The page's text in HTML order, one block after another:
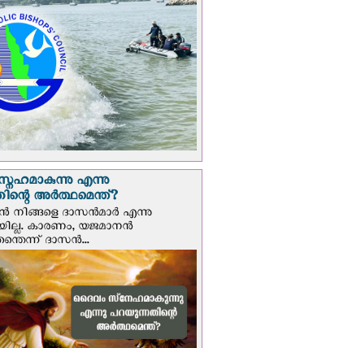
എന്നു
അർത്ഥമെന്ത്?
നിങ്ങളെ ദാസന്‍മാര്‍ എന്നു
കാരണം, യജമാനന്‍
ദാസന്‍...